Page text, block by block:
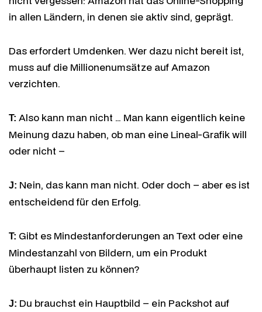
in allen Ländern, in denen sie aktiv sind, geprägt.
Das erfordert Umdenken. Wer dazu nicht bereit ist,
muss auf die Millionenumsätze auf Amazon
verzichten.
T: Also kann man nicht … Man kann eigentlich keine
Meinung dazu haben, ob man eine Lineal-Grafik will
oder nicht –
J: Nein, das kann man nicht. Oder doch – aber es ist
entscheidend für den Erfolg.
T: Gibt es Mindestanforderungen an Text oder eine
Mindestanzahl von Bildern, um ein Produkt
überhaupt listen zu können?
J: Du brauchst ein Hauptbild – ein Packshot auf